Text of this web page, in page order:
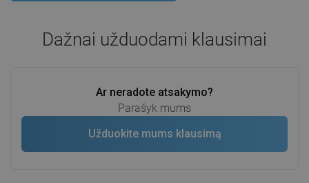
Dažnai užduodami klausimai
Ar neradote atsakymo?
Parašyk mums
Užduokite mums klausimą